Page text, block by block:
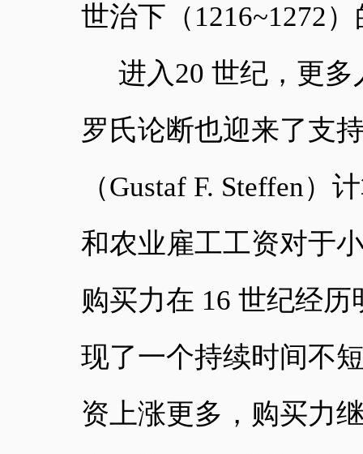
世治下（1216~1272
进入20 世纪，更
罗氏论断也迎来了支
（Gustaf F. Steffen
和农业雇工工资对于
购买力在 16 世纪经
现了一个持续时间不
资上涨更多，购买力